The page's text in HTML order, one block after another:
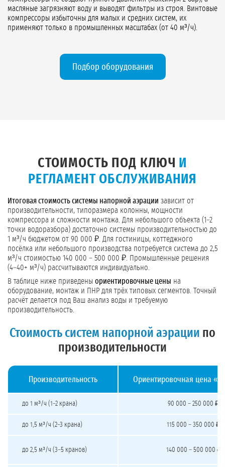
масляные загрязняют воду и выводят фильтры из строя. Винтовые
компрессоры избыточны для малых и средних систем, их
применяют только в промышленных масштабах (от 40 м³/ч).
Подбор оборудования
СТОИМОСТЬ ПОД КЛЮЧ И
РЕГЛАМЕНТ ОБСЛУЖИВАНИЯ
Итоговая стоимость системы напорной аэрации зависит от
производительности, типоразмера колонны, мощности
компрессора и сложности монтажа. Для небольшого объекта (1–2
точки водоразбора) достаточно системы производительностью до
1 м³/ч бюджетом от 90 000 ₽. Для гостиницы, коттеджного
посёлка или небольшого производства потребуется система до 2,5
м³/ч стоимостью 140 000 – 500 000 ₽. Промышленные решения
(4–40+ м³/ч) рассчитываются индивидуально.
В таблице ниже приведены ориентировочные цены на
оборудование, монтаж и ПНР для трёх типовых сегментов. Точный
расчёт делается под Ваш анализ воды и требуемую
производительность.
Стоимость систем напорной аэрации по
производительности
Производительность Ориентировочная цена
до 1 м³/ч (1–2 крана) 90 000 – 250 000 ₽
до 1,5 м³/ч (2–3 крана) 115 000 – 350 000 ₽
до 2,5 м³/ч (3–5 кранов) 140 000 – 500 000 ₽